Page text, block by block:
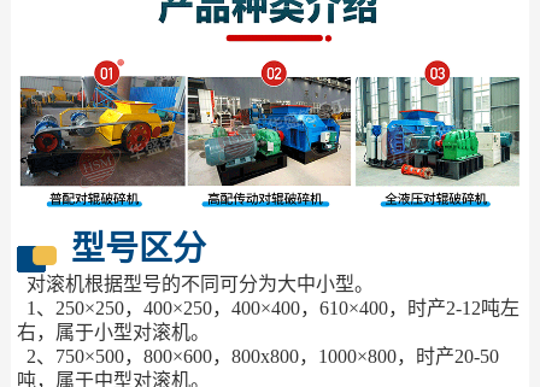
型号区分
对滚机根据型号的不同可分为大中小型。
1、250×250，400×250，400×400，610×400，时产2-12吨左
右，属于小型对滚机。
2、750×500，800×600，800x800，1000×800，时产20-50
吨，属于中型对滚机。